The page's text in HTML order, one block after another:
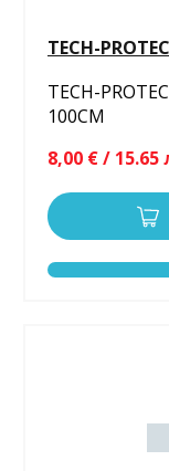
TECH-
TECH-
100CM
8,00 € / 15.65